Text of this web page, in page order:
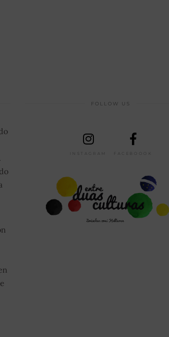
FOLLOW US
INSTAGRAM FACEBOOOK